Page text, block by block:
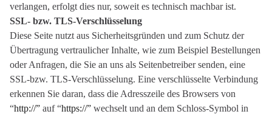
verlangen, erfolgt dies nur, soweit es technisch machbar ist.
SSL- bzw. TLS-Verschlüsselung
Diese Seite nutzt aus Sicherheitsgründen und zum Schutz der
Übertragung vertraulicher Inhalte, wie zum Beispiel Bestellungen
oder Anfragen, die Sie an uns als Seitenbetreiber senden, eine
SSL-bzw. TLS-Verschlüsselung. Eine verschlüsselte Verbindung
erkennen Sie daran, dass die Adresszeile des Browsers von
“http://” auf “https://” wechselt und an dem Schloss-Symbol in